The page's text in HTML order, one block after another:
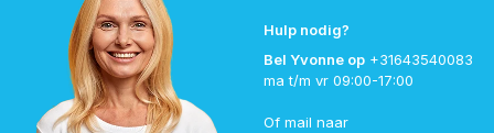
Hulp nodig?
Bel Yvonne op +31643540083
ma t/m vr 09:00-17:00
Of mail naar